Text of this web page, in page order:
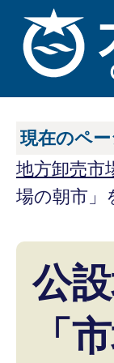
現在のペ
地方卸売市
場の朝市」
公
「